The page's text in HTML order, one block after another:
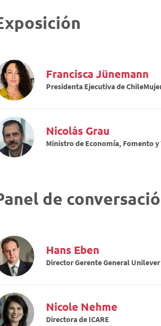
Francisca Jünemann
Presidenta Ejecutiva de
Nicolás Grau
Ministro de Economía, Fomento
de
Hans Eben
Director Gerente General
Nicole Nehme
Directora de ICARE